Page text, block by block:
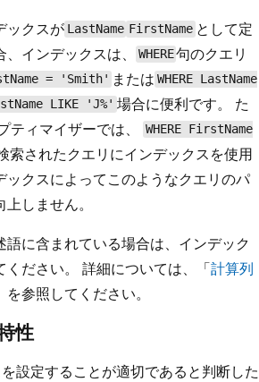
ックスが LastName FirstName として定
インデックスは、
WHERE句のクエリ
= 'Smith' または WHERE LastName
LIKE 'J%' 場合に便利です。 た
ティマイザーでは、
WHERE FirstName
索されたクエリにインデックスを使用
ックスによってこのようなクエリのパ
しません。
語に含まれている場合は、インデック
ください。 詳細については、「計算列
を参照してください。
性
設定することが適切であると判断した